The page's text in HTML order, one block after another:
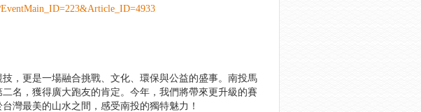
，更是一場融合挑戰、文化、環保與公益的盛事。南投馬
名，獲得廣大跑友的肯定。今年，我們將帶來更升級的賽
灣最美的山水之間，感受南投的獨特魅力！